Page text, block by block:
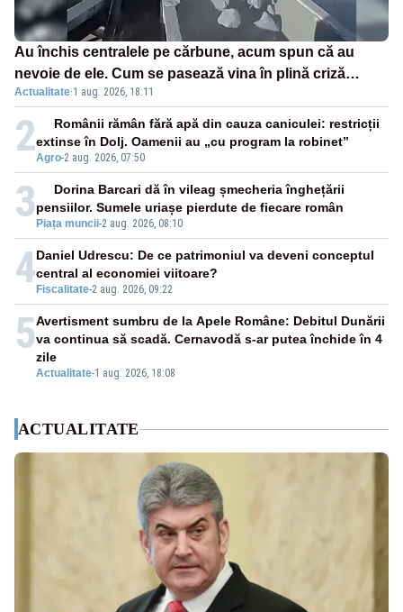
Au închis centralele pe cărbune, acum spun că au
nevoie de ele. Cum se pasează vina în plină criză
energetică
Actualitate·1 aug. 2026, 18:11
2Agro-2 aug. 2026, 07:50
Românii rămân fără apă din cauza caniculei: restricții
extinse în Dolj. Oamenii au „cu program la robinet”
3 Piața muncii-2 aug. 2026, 08:10
Dorina Barcari dă în vileag șmecheria înghețării
pensiilor. Sumele uriașe pierdute de fiecare român
4 Fiscalitate-2 aug. 2026, 09:22
Daniel Udrescu: De ce patrimoniul va deveni conceptul
central al economiei viitoare?
5
Actualitate-1 aug. 2026, 18:08
Avertisment sumbru de la Apele Române: Debitul Dunării
va continua să scadă. Cernavodă s-ar putea închide în 4
zile
ACTUALITATE